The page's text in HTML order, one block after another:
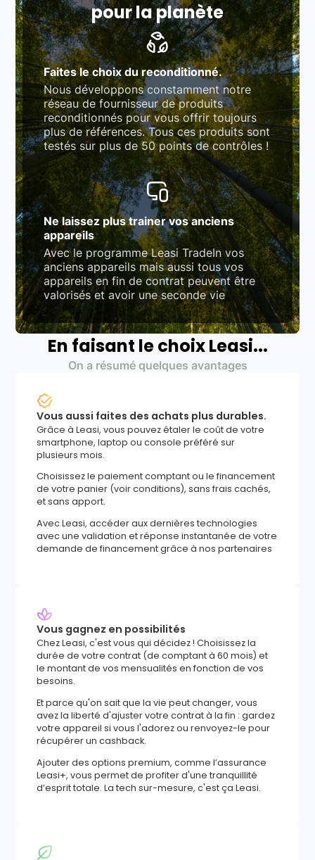
pour la planète
Faites le choix du reconditionné.
Nous développons constamment notre
réseau de fournisseur de produits
reconditionnés pour vous offrir toujours
plus de références. Tous ces produits sont
testés sur plus de 50 points de contrôles !
Ne laissez plus trainer vos anciens
appareils
Avec le programme Leasi TradeIn vos
anciens appareils mais aussi tous vos
appareils en fin de contrat peuvent être
valorisés et avoir une seconde vie
En faisant le choix Leasi...
On a résumé quelques avantages
Vous aussi faites des achats plus durables.
Grâce à Leasi, vous pouvez étaler le coût de votre
smartphone, laptop ou console préféré sur
plusieurs mois.
Choisissez le paiement comptant ou le financement
de votre panier (voir conditions), sans frais cachés,
et sans apport.
Avec Leasi, accéder aux dernières technologies
avec une validation et réponse instantanée de votre
demande de financement grâce à nos partenaires
Vous gagnez en possibilités
Chez Leasi, c'est vous qui décidez ! Choisissez la
durée de votre contrat (de comptant à 60 mois) et
le montant de vos mensualités en fonction de vos
besoins.
Et parce qu'on sait que la vie peut changer, vous
avez la liberté d'ajuster votre contrat à la fin : gardez
votre appareil si vous l'adorez ou renvoyez-le pour
récupérer un cashback.
Ajouter des options premium, comme l’assurance
Leasi+, vous permet de profiter d'une tranquillité
d’esprit totale. La tech sur-mesure, c'est ça Leasi.